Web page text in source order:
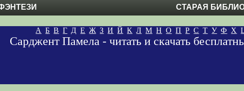
СТАРАЯ
А Б В Г Д Е Ж З И Й К Л М Н О П Р С Т У Ф Х
Сарджент Памела - читать и скачать